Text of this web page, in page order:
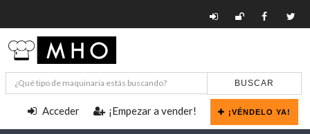
BUSCAR
Acceder ¡Empezar a vender! ¡VÉNDELO YA!